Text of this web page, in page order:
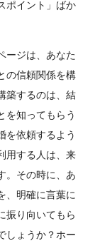
ポイント」ばか
ージは、あなた
の信頼関係を構
築するのは、結
を知ってもらう
を依頼するよう
用する人は、来
。その時に、あ
、明確に言葉に
振り向いてもら
しょうか？ホー